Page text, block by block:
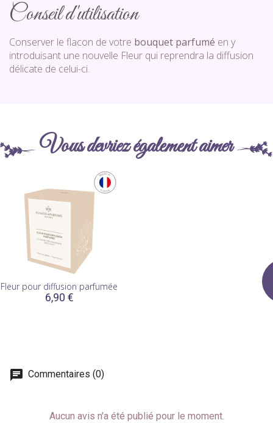
Conseil d'utilisation
Conserver le flacon de votre bouquet parfumé en y
introduisant une nouvelle Fleur qui reprendra la diffusion
délicate de celui-ci.
Vous devriez également aimer
Fleur pour diffusion parfumée
6,90 €
Commentaires (0)
Aucun avis n'a été publié pour le moment.